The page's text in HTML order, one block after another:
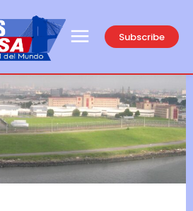
Subscribe